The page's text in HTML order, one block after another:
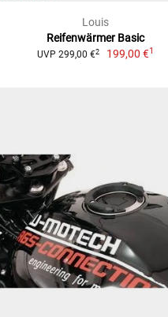
Louis
Reifenwärmer Basic
UVP 299,00 €2 199,00 €1